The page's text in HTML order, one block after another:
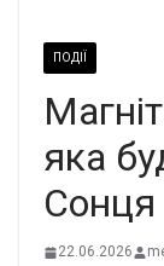
ПОДІЇ
яка
Сонця
22.06.2026